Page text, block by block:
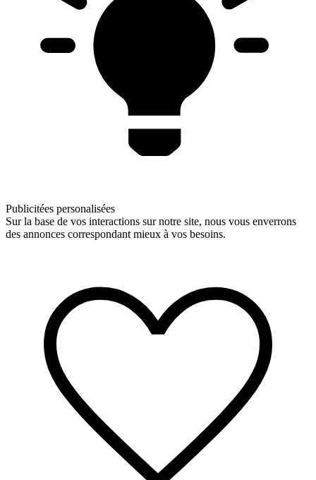
Publicitées personalisées
Sur la base de vos interactions sur notre site, nous vous enverrons
des annonces correspondant mieux à vos besoins.